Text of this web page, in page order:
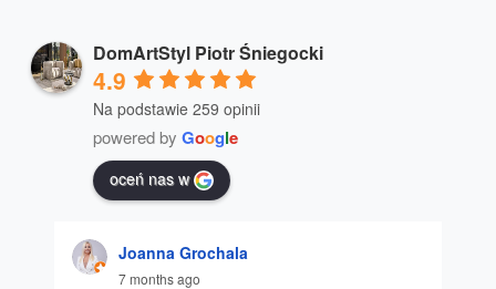
DomArtStyl Piotr Śniegocki
4.9
Na podstawie 259 opinii
powered by Google
oceń nas w
Joanna Grochala
7 months ago